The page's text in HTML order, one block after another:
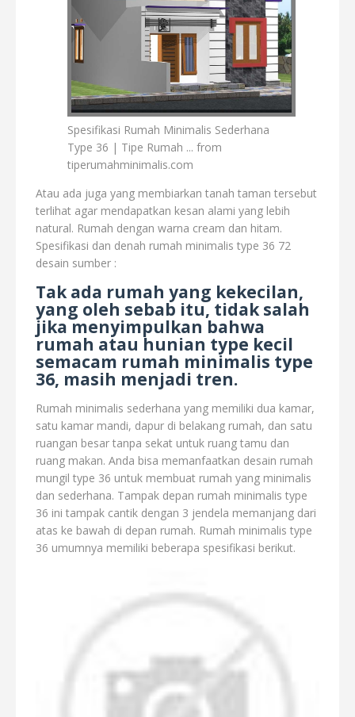
Spesifikasi Rumah Minimalis Sederhana
Type 36 | Tipe Rumah ... from
tiperumahminimalis.com
Atau ada juga yang membiarkan tanah taman tersebut
terlihat agar mendapatkan kesan alami yang lebih
natural. Rumah dengan warna cream dan hitam.
Spesifikasi dan denah rumah minimalis type 36 72
desain sumber :
Tak ada rumah yang kekecilan,
yang oleh sebab itu, tidak salah
jika menyimpulkan bahwa
rumah atau hunian type kecil
semacam rumah minimalis type
36, masih menjadi tren.
Rumah minimalis sederhana yang memiliki dua kamar,
satu kamar mandi, dapur di belakang rumah, dan satu
ruangan besar tanpa sekat untuk ruang tamu dan
ruang makan. Anda bisa memanfaatkan desain rumah
mungil type 36 untuk membuat rumah yang minimalis
dan sederhana. Tampak depan rumah minimalis type
36 ini tampak cantik dengan 3 jendela memanjang dari
atas ke bawah di depan rumah. Rumah minimalis type
36 umumnya memiliki beberapa spesifikasi berikut.